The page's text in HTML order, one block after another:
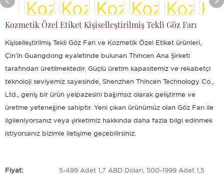
Kozmetik Özel Etiket Kişiselleştirilmiş Tekli Göz Farı
Kişiselleştirilmiş Tekli Göz Farı ve Kozmetik Özel Etiket ürünleri,
Çin'in Guangdong eyaletinde bulunan Thincen Ana Şirketi
tarafından üretilmektedir. Güçlü üretim kapasitemiz ve rekabetçi
teknoloji seviyemiz sayesinde, Shenzhen Thincen Technology Co.,
Ltd., geniş bir ürün yelpazesini bağımsız olarak geliştirme ve
üretme yeteneğine sahiptir. Yeni çıkan ürünümüz olan Göz Farı ile
ilgileniyorsanız veya şirketimiz hakkında daha fazla bilgi edinmek
istiyorsanız bizimle iletişime geçebilirsiniz.
Fiyat: 5-499 Adet 1,7 ABD Doları, 500-1999 Adet 1,5